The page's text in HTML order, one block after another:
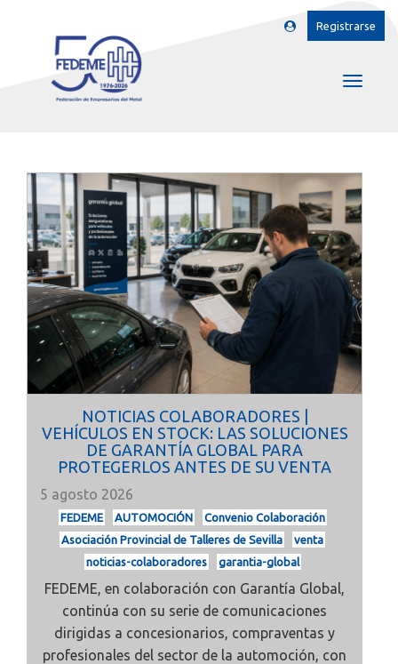
Registrarse
NOTICIAS COLABORADORES |
VEHÍCULOS EN STOCK: LAS SOLUCIONES
DE GARANTÍA GLOBAL PARA
PROTEGERLOS ANTES DE SU VENTA
5 agosto 2026
FEDEME AUTOMOCIÓN
Convenio Colaboración
Asociación Provincial de Talleres de Sevilla
venta
noticias-colaboradores
garantia-global
FEDEME, en colaboración con Garantía Global,
continúa con su serie de comunicaciones
dirigidas a concesionarios, compraventas y
profesionales del sector de la automoción, con